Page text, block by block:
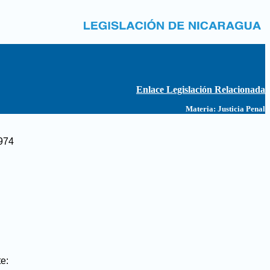
Enlace Legislación Relacionada
Materia: Justicia Penal